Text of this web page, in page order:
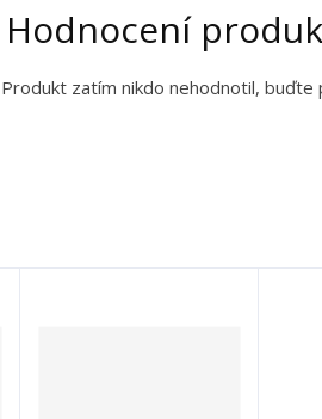
Hodnocení
Produkt zatím nikdo nehodnotil, buďte